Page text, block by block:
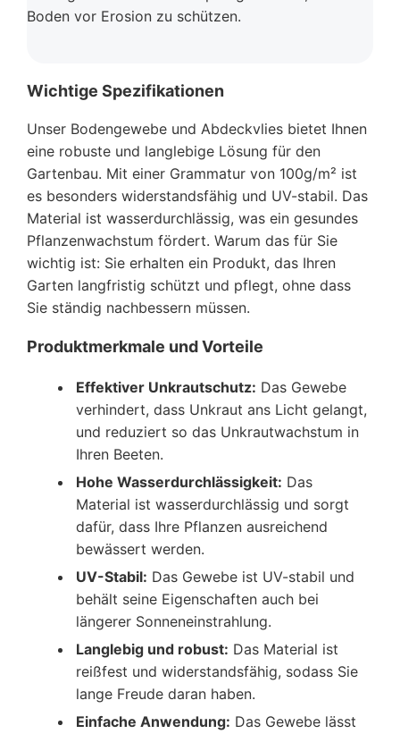
Boden vor Erosion zu schützen.
Wichtige Spezifikationen
Unser Bodengewebe und Abdeckvlies bietet Ihnen
eine robuste und langlebige Lösung für den
Gartenbau. Mit einer Grammatur von 100g/m² ist
es besonders widerstandsfähig und UV-stabil. Das
Material ist wasserdurchlässig, was ein gesundes
Pflanzenwachstum fördert. Warum das für Sie
wichtig ist: Sie erhalten ein Produkt, das Ihren
Garten langfristig schützt und pflegt, ohne dass
Sie ständig nachbessern müssen.
Produktmerkmale und Vorteile
Effektiver Unkrautschutz: Das Gewebe
verhindert, dass Unkraut ans Licht gelangt,
und reduziert so das Unkrautwachstum in
Ihren Beeten.
Hohe Wasserdurchlässigkeit: Das
Material ist wasserdurchlässig und sorgt
dafür, dass Ihre Pflanzen ausreichend
bewässert werden.
UV-Stabil: Das Gewebe ist UV-stabil und
behält seine Eigenschaften auch bei
längerer Sonneneinstrahlung.
Langlebig und robust: Das Material ist
reißfest und widerstandsfähig, sodass Sie
lange Freude daran haben.
Einfache Anwendung: Das Gewebe lässt